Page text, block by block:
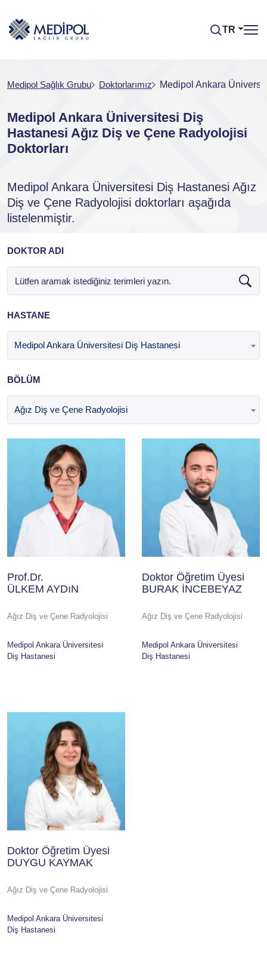
TR
Medipol Sağlık Grubu Doktorlarımız Medipol Ankara
Medipol Ankara Üniversitesi Diş
Hastanesi Ağız Diş ve Çene Radyolojisi
Doktorları
Medipol Ankara Üniversitesi Diş Hastanesi Ağız
Diş ve Çene Radyolojisi doktorları aşağıda
listelenmiştir.
DOKTOR ADI
HASTANE
Medipol Ankara Üniversitesi Diş Hastanesi
BÖLÜM
Ağız Diş ve Çene Radyolojisi
Prof.Dr.
ÜLKEM AYDıN
Ağız Diş ve Çene Radyolojisi
Medipol Ankara Üniversitesi
Diş Hastanesi
Doktor Öğretim Üyesi
BURAK İNCEBEYAZ
Ağız Diş ve Çene Radyolojisi
Medipol Ankara Üniversitesi
Diş Hastanesi
Doktor Öğretim Üyesi
DUYGU KAYMAK
Ağız Diş ve Çene Radyolojisi
Medipol Ankara Üniversitesi
Diş Hastanesi